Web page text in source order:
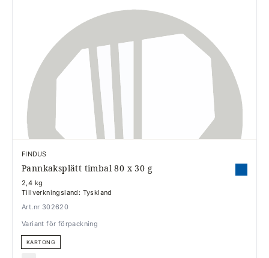
FINDUS
Pannkaksplätt timbal 80 x 30 g
2,4 kg
Tillverkningsland: Tyskland
Art.nr 302620
Variant för förpackning
KARTONG